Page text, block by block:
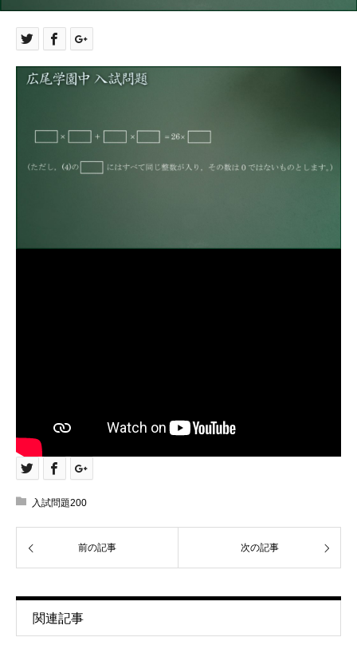
入試問題200
前の記事 次の記事
関連記事